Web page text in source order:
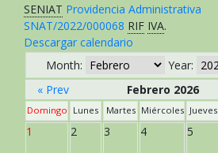
SENIAT Providencia Administrativa
SNAT/2022/000068 RIF IVA.
Descargar calendario
Month:
Year:
« Prev
Febrero 2026
Domingo Lunes Martes Miércoles Jueves
1 2 3 4 5